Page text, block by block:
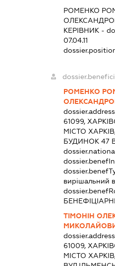
РОМЕНКО
КЕРІВНИК -
07.04.11
РОМЕНКО
61099,
МІСТО
БУДИНОК 47
вирішальний
ТІМОНІН
61009,
МІСТО